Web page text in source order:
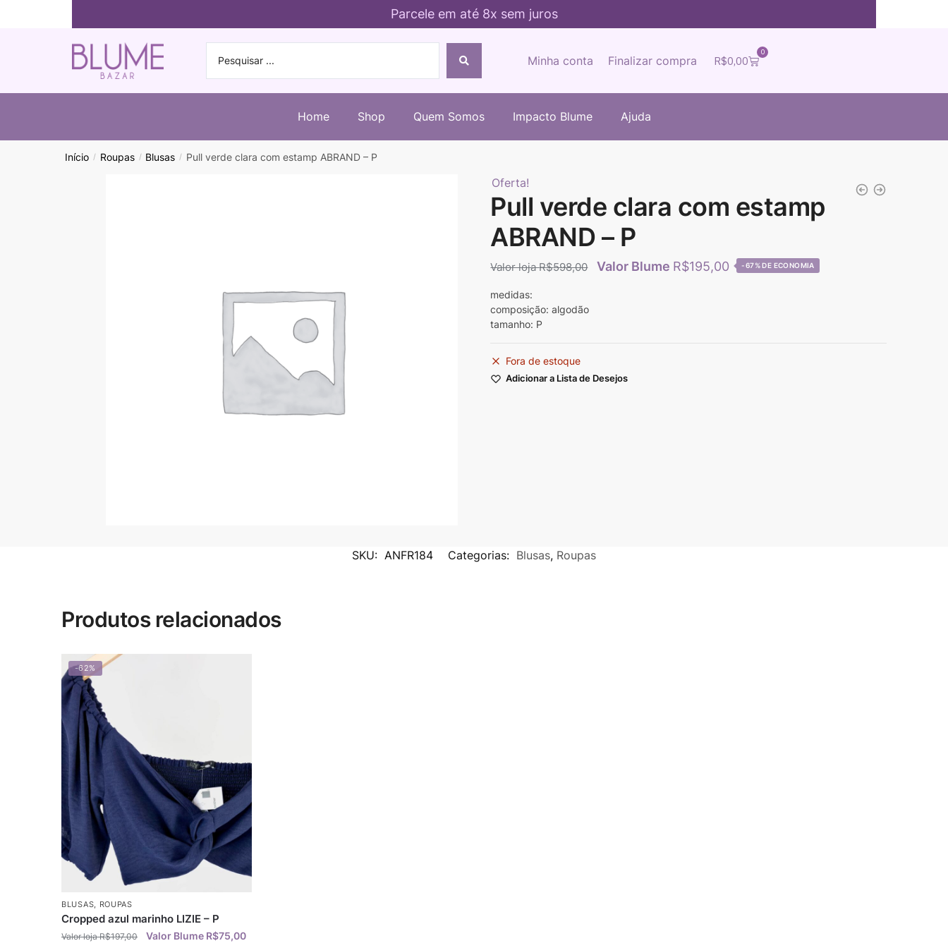
Parcele em até 8x sem juros
R$0,00
0
Minha conta Finalizar compra
Home Shop Quem Somos Impacto Blume Ajuda
Início / Roupas / Blusas / Pull verde clara com estamp ABRAND – P
Oferta!
Pull verde clara com estamp
ABRAND – P
R$598,00 R$195,00 -67%
medidas:
composição: algodão
tamanho: P
Fora de estoque
Adicionar a Lista de Desejos
SKU: ANFR184 Categorias: Blusas, Roupas
Produtos relacionados
-62%
BLUSAS ROUPAS
Cropped azul marinho LIZIE – P
R$197,00 R$75,00